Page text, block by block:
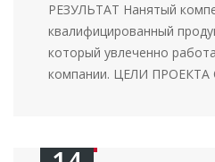
РЕЗУЛЬТАТ Нанятый
квалифицированный
который увлеченно
компании. ЦЕЛИ ПРОЕКТА